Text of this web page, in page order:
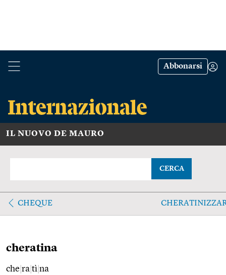
Abbonarsi
IL NUOVO DE MAURO
CERCA
CHEQUE
cheratina
che ra tì na